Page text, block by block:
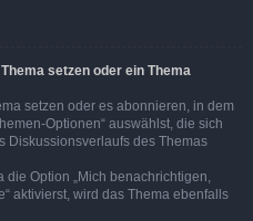
setzen oder ein Thema
setzen oder es abonnieren, in dem
Optionen“ auswählst, die sich
Diskussionsverlaufs des Themas
die Option „Mich benachrichtigen,
aktivierst, wird das Thema ebenfalls